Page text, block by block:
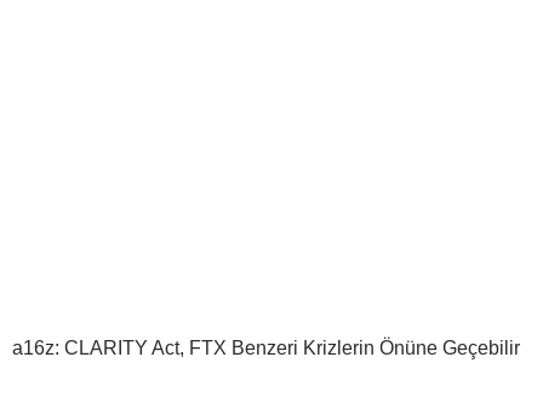
a16z: CLARITY Act, FTX Benzeri Krizlerin Önüne Geçebilir